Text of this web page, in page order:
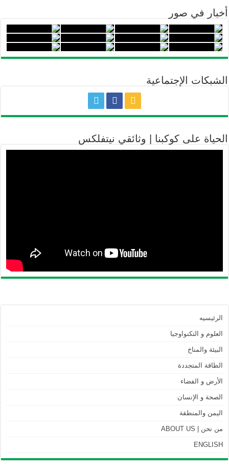
أخبار في صور
الشبكات الإجتماعية
الحياة على كوكبنا | وثائقي نيتفلكس
الرئيسيه
العلوم و التكنواوجيا
البيئة والمناخ
الطاقة المتجددة
الأرض و الفضاء
الصحة و الإنسان
اليمن والمنطقة
من نحن | ABOUT US
ENGLISH